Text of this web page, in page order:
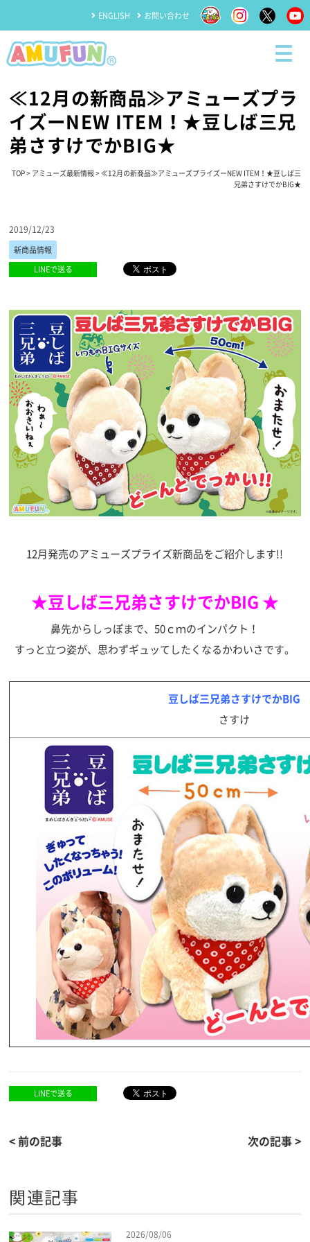
ENGLISH お問い合わせ
≪12月の新商品≫アミューズプラ
イズーNEW ITEM！★豆しば三兄
弟さすけでかBIG★
TOP> アミューズ最新情報> ≪12月の新商品≫アミューズプライズーNEW ITEM！★豆しば三
兄弟さすけでかBIG★
2019/12/23
新商品情報
LINEで送る
12月発売のアミューズプライズ新商品をご紹介します!!
★豆しば三兄弟さすけでかBIG ★
鼻先からしっぽまで、50ｃｍのインパクト！
すっと立つ姿が、思わずギュッてしたくなるかわいさです。
豆しば三兄弟さすけでかBIG
さすけ
LINEで送る
< 前の記事 次の記事 >
関連記事
2026/08/06